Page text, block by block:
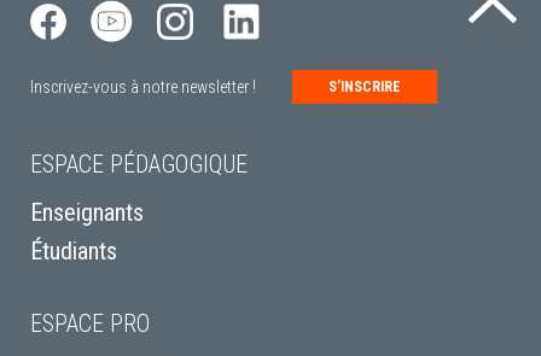
Inscrivez-vous à notre newsletter ! S’INSCRIRE
ESPACE PÉDAGOGIQUE
Enseignants
Étudiants
ESPACE PRO